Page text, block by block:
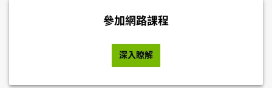
參加網路課程
深入瞭解